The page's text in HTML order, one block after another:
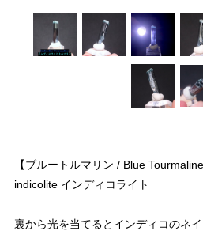
【ブルートルマリン / Blue Tourmaline
indicolite インディコライト
裏から光を当てるとインディコのネ